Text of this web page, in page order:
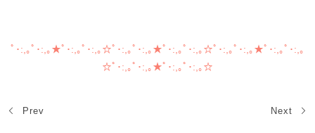
ﾟ･:,｡ﾟ･:,｡★ﾟ･:,｡ﾟ･:,｡☆ﾟ･:,｡ﾟ･:,｡★ﾟ･:,｡ﾟ･:,｡☆ﾟ･:,｡ﾟ･:,｡★ﾟ･:,｡ﾟ･:,｡
☆ﾟ･:,｡ﾟ･:,｡★ﾟ･:,｡ﾟ･:,｡☆
Prev Next